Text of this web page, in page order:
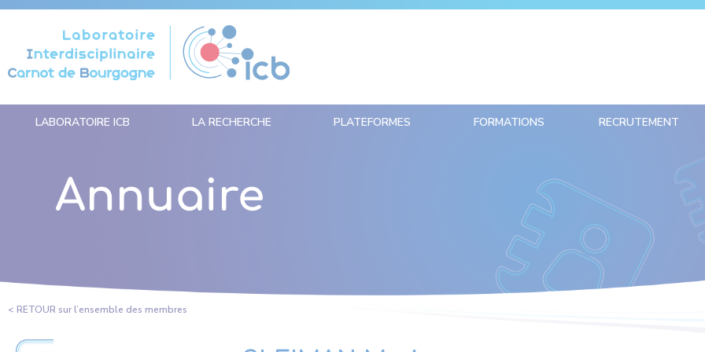
LABORATOIRE ICB LA RECHERCHE PLATEFORMES FORMATIONS RECRUTEMENT
Annuaire
< RETOUR sur l’ensemble des membres
Panneau de gestion des cookies